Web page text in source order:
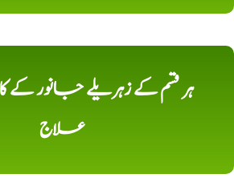
ہر قسم کے زہریلے جانور کے
علاج